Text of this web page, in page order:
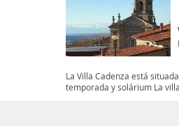
La Villa Cadenza está
temporada y solárium La